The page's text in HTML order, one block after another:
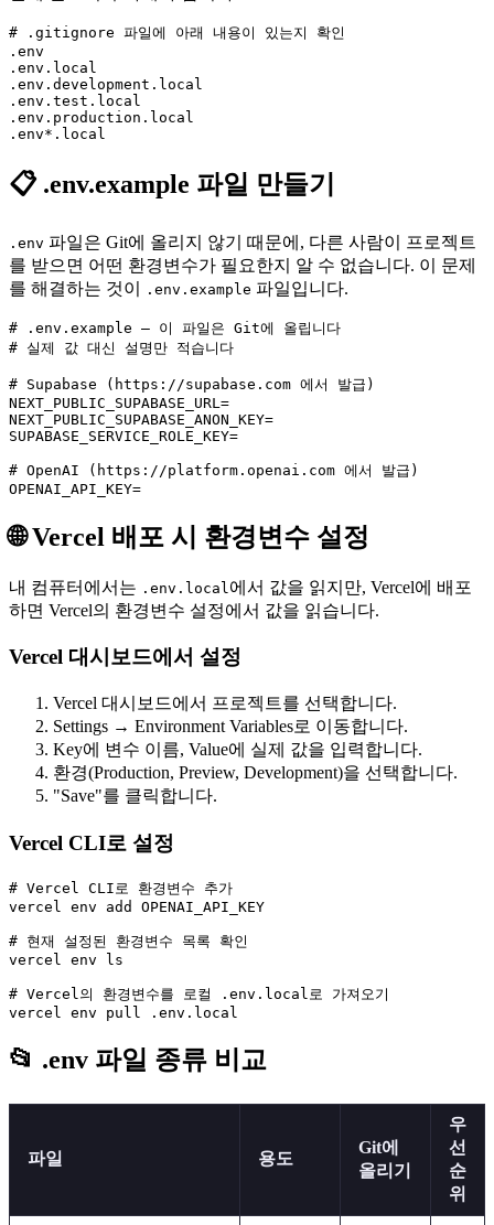
# .gitignore 파일에 아래 내용이 있는지 확인
.env
.env.local
.env.development.local
.env.test.local
.env.production.local
📋 .env.example 파일 만들기
.env 파일은 Git에 올리지 않기 때문에, 다른 사람이 프로젝트
를 받으면 어떤 환경변수가 필요한지 알 수 없습니다. 이 문제
를 해결하는 것이
.env.example 파일입니다.
# .env.example — 이 파일은 Git에 올립니다
# 실제 값 대신 설명만 적습니다
# Supabase (https://supabase.com 에서 발급)
NEXT_PUBLIC_SUPABASE_URL=
NEXT_PUBLIC_SUPABASE_ANON_KEY=
SUPABASE_SERVICE_ROLE_KEY=
# OpenAI (https://platform.openai.com 에서 발급)
🌐 Vercel 배포 시 환경변수 설정
내 컴퓨터에서는 .env.local 에서 값을 읽지만, Vercel에 배포
하면 Vercel의 환경변수 설정에서 값을 읽습니다.
Vercel 대시보드에서 설정
Vercel 대시보드에서 프로젝트를 선택합니다.
Settings → Environment Variables로 이동합니다.
Key에 변수 이름, Value에 실제 값을 입력합니다.
환경(Production, Preview, Development)을 선택합니다.
"Save"를 클릭합니다.
Vercel CLI로 설정
# Vercel CLI로 환경변수 추가
vercel env add OPENAI_API_KEY
# 현재 설정된 환경변수 목록 확인
vercel env ls
# Vercel의 환경변수를 로컬 .env.local로 가져오기
📂 .env 파일 종류 비교
파일 용도
Git에
올리기
우
선
순
위